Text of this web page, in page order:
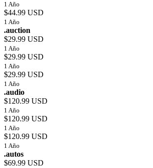
1 Año
$44.99 USD
1 Año
.auction
$29.99 USD
1 Año
$29.99 USD
1 Año
$29.99 USD
1 Año
.audio
$120.99 USD
1 Año
$120.99 USD
1 Año
$120.99 USD
1 Año
.autos
$69.99 USD